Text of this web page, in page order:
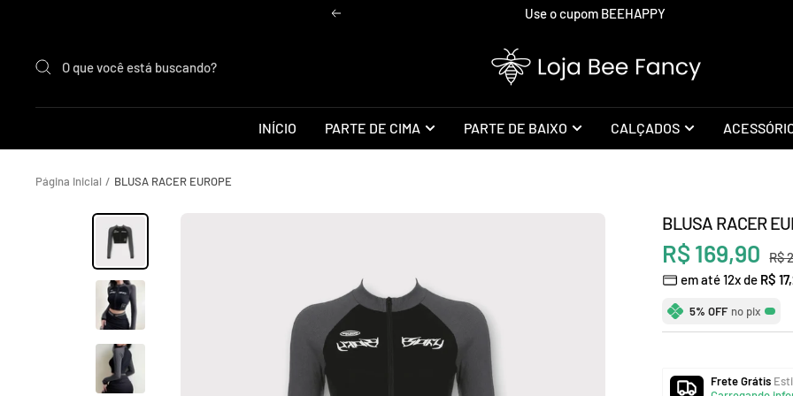
conteúdo
Anterior Use o cupom BEEHAPPY
Loja
Bee
INÍCIO PARTE DE CIMA PARTE DE BAIXO CALÇADOS
Página Inicial BLUSA RACER EUROPE
BLUSA RACER
Preço
promocional
R$ 169,90 R$
em até 12x de R$
5% OFF no pix
Frete Grátis